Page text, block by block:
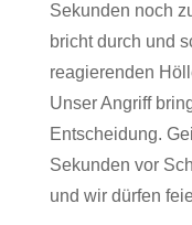
Sekunden noch
bricht durch und
reagierenden
Unser Angriff
Entscheidung.
Sekunden vor
und wir dürfen